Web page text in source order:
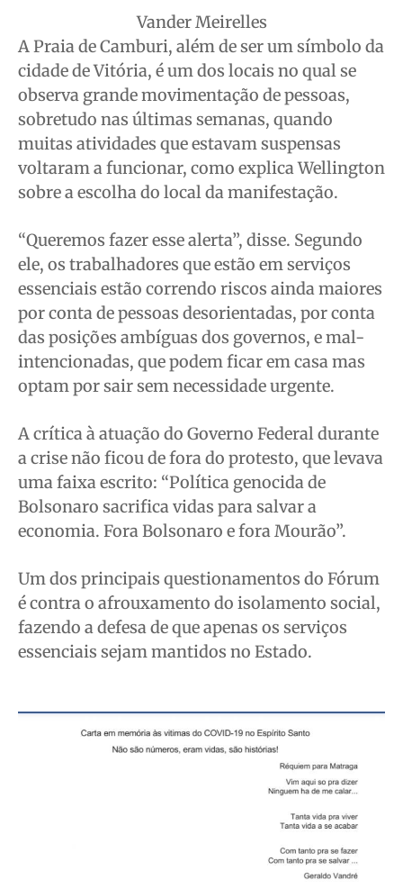
Vander Meirelles
A Praia de Camburi, além de ser um símbolo da
cidade de Vitória, é um dos locais no qual se
observa grande movimentação de pessoas,
sobretudo nas últimas semanas, quando
muitas atividades que estavam suspensas
voltaram a funcionar, como explica Wellington
sobre a escolha do local da manifestação.
“Queremos fazer esse alerta”, disse. Segundo
ele, os trabalhadores que estão em serviços
essenciais estão correndo riscos ainda maiores
por conta de pessoas desorientadas, por conta
das posições ambíguas dos governos, e mal-
intencionadas, que podem ficar em casa mas
optam por sair sem necessidade urgente.
A crítica à atuação do Governo Federal durante
a crise não ficou de fora do protesto, que levava
uma faixa escrito: “Política genocida de
Bolsonaro sacrifica vidas para salvar a
economia. Fora Bolsonaro e fora Mourão”.
Um dos principais questionamentos do Fórum
é contra o afrouxamento do isolamento social,
fazendo a defesa de que apenas os serviços
essenciais sejam mantidos no Estado.